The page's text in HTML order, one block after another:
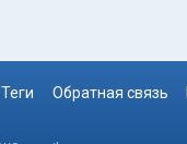
Теги Обратная связь